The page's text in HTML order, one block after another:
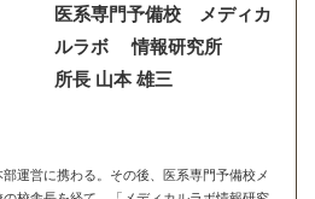
医系専門予備校 メディカ
ルラボ 情報研究所
所長 山本 雄三
運営に携わる。その後、医系専門予備校メ